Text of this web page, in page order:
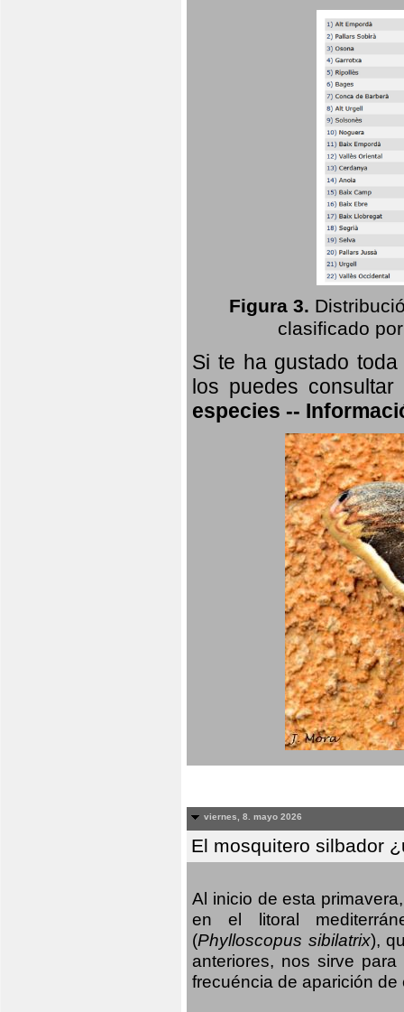
Figura 3.
clasificado
Si te ha gustado
los puedes
especies --
viernes, 8. mayo 2026
El mosquitero silbador
Al inicio de esta
en el litoral
(Phylloscopus sibilatrix),
anteriores, nos sirve
frecuéncia de aparición